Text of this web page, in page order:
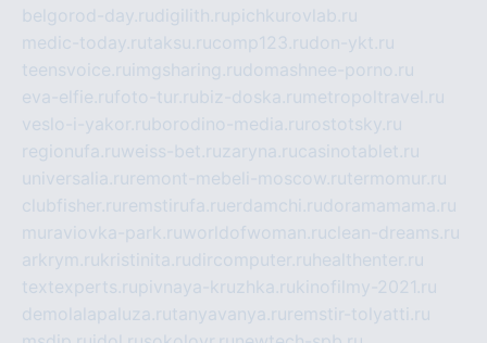
belgorod-day.rudigilith.rupichkurovlab.ru
medic-today.rutaksu.rucomp123.rudon-ykt.ru
teensvoice.ru imgsharing.rudomashnee-porno.ru
eva-elfie.rufoto-tur.rubiz-doska.ru metropoltravel.ru
veslo-i-yakor.ruborodino-media.ru rostotsky.ru
regionufa.ruweiss-bet.ruzaryna.rucasinotablet.ru
universalia.ru remont-mebeli-moscow.rutermomur.ru
clubfisher.ru remstirufa.ruerdamchi.rudoramamama.ru
muraviovka-park.ruworldofwoman.ruclean-dreams.ru
arkrym.rukristinita.rudircomputer.ru healthenter.ru
textexperts.rupivnaya-kruzhka.rukinofilmy-2021.ru
demolalapaluza.rutanyavanya.ru remstir-tolyatti.ru